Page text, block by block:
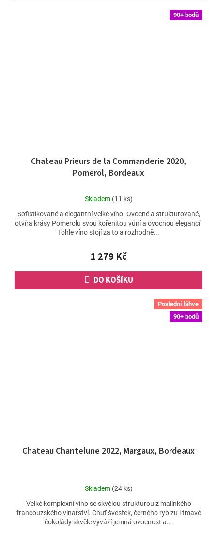
90+ bodů
Chateau Prieurs de la Commanderie 2020,
Pomerol, Bordeaux
Průměrné
produktu
je
5,0
5
hvězdiček.
Skladem (11 ks)
1 279 Kč
DO KOŠÍKU
Sofistikované a elegantní velké víno. Ovocné a strukturované,
otvírá krásy Pomerolu svou kořenitou vůní a ovocnou elegancí.
Tohle víno stojí za to a rozhodně...
Poslední láhve
90+ bodů
Chateau Chantelune 2022, Margaux, Bordeaux
Průměrné
produktu
je
5,0
Skladem (24 ks)
Velké komplexní víno se skvělou strukturou z malinkého
francouzského vinařství. Chuť švestek, černého rybízu i tmavé
čokolády skvěle vyváží jemná ovocnost a...